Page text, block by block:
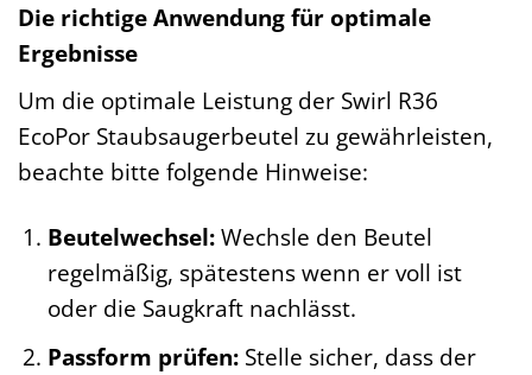
Die richtige Anwendung für optimale
Ergebnisse
Um die optimale Leistung der Swirl R36
EcoPor Staubsaugerbeutel zu gewährleisten,
beachte bitte folgende Hinweise:
Beutelwechsel:Wechsle den Beutel
regelmäßig, spätestens wenn er voll ist
oder die Saugkraft nachlässt.
Passform prüfen:Stelle sicher, dass der